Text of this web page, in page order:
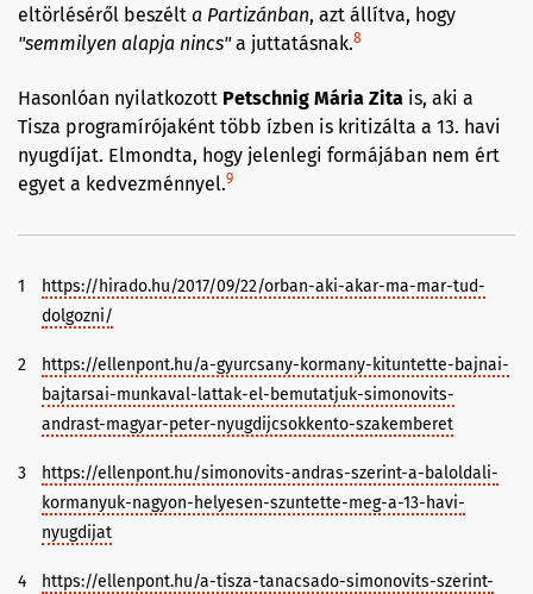
eltörléséről beszélt a Partizánban, azt állítva, hogy
"semmilyen alapja nincs"a juttatásnak.8
Hasonlóan nyilatkozott Petschnig Mária Zita is, aki a
Tisza programírójaként több ízben is kritizálta a 13. havi
nyugdíjat. Elmondta, hogy jelenlegi formájában nem ért
egyet a kedvezménnyel.9
1
https://hirado.hu/2017/09/22/orban-aki-akar-ma-mar-tud-
dolgozni/
2
https://ellenpont.hu/a-gyurcsany-kormany-kituntette-bajnai-
bajtarsai-munkaval-lattak-el-bemutatjuk-simonovits-
andrast-magyar-peter-nyugdijcsokkento-szakemberet
3
https://ellenpont.hu/simonovits-andras-szerint-a-baloldali-
kormanyuk-nagyon-helyesen-szuntette-meg-a-13-havi-
nyugdijat
4
https://ellenpont.hu/a-tisza-tanacsado-simonovits-szerint-